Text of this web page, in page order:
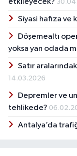
Siyasi hafıza ve
Döşemealtı
yoksa yan odada
Satır
14.03.2026
Depremler ve
tehlikede?
Antalya’da